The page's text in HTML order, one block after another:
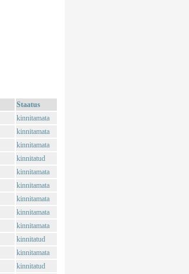
Staatus
kinnitamata
kinnitamata
kinnitamata
kinnitatud
kinnitamata
kinnitamata
kinnitamata
kinnitamata
kinnitamata
kinnitatud
kinnitamata
kinnitatud